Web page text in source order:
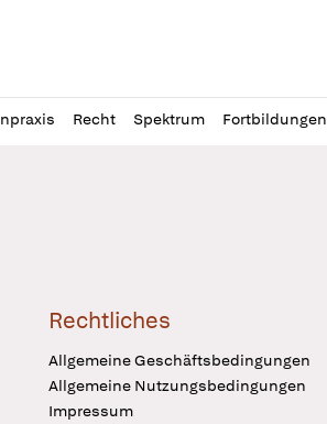
Recht Spektrum Fortbildungen
Rechtliches
Allgemeine Geschäftsbedingungen
Allgemeine Nutzungsbedingungen
Impressum